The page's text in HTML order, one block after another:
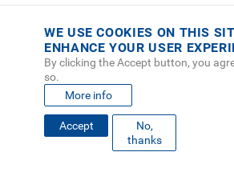
FOOTER
DIRECTORIO
WE USE COOKIES ON THIS
ENHANCE YOUR USER
By clicking the Accept button, you
so.
More info
Accept
No,
thanks